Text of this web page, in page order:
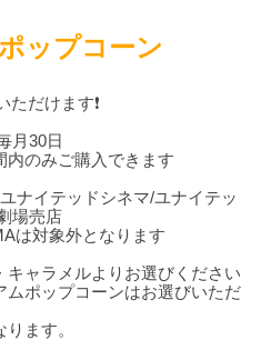
ップコーン
だけます❗
月30日
のみご購入できます
ナイテッドシネマ/ユナイテッ
場売店
は対象外となります
ャラメルよりお選びください
ポップコーンはお選びいただ
ます。